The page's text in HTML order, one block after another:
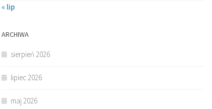
« lip
ARCHIWA
sierpień 2026
lipiec 2026
maj 2026